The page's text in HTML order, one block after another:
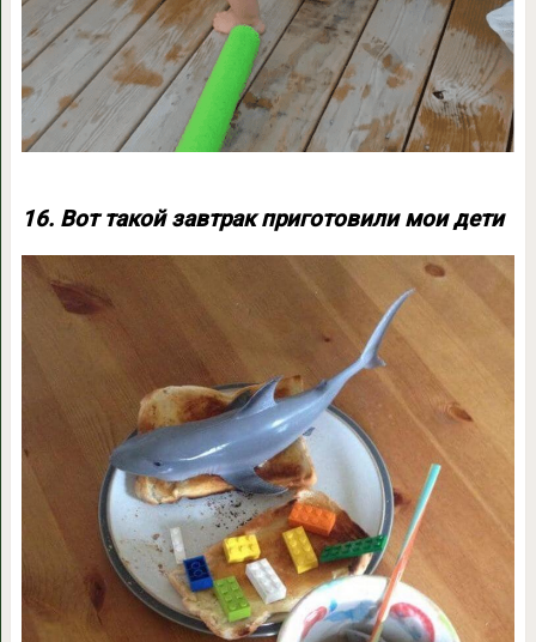
16. Вот такой завтрак приготовили мои дети